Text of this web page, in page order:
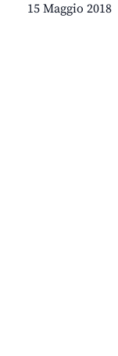
15 Maggio 2018